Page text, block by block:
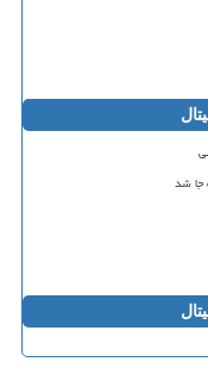
جا شد